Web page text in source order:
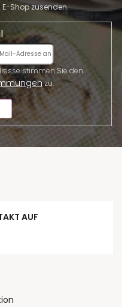
E-Shop zusenden.
zu.
AUF